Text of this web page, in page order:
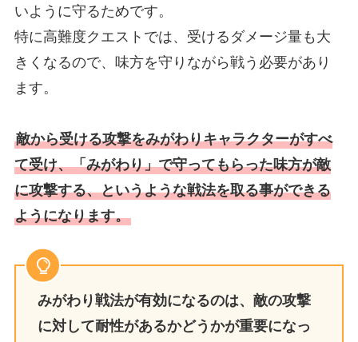
いように守るためです。
特に高難度クエストでは、受けるダメージ量も大
きくなるので、味方を守りながら戦う必要があり
ます。
敵から受ける攻撃をみがわりキャラクターがすべ
て受け、「みがわり」で守ってもらった味方が敵
に攻撃する、というような戦法を取る事ができる
ようになります。
みがわり戦法が有効になるのは、敵の攻撃
に対して耐性があるかどうかが重要になっ